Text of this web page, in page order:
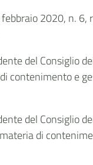
2020, n.
del Consiglio
contenimento e
del Consiglio
di